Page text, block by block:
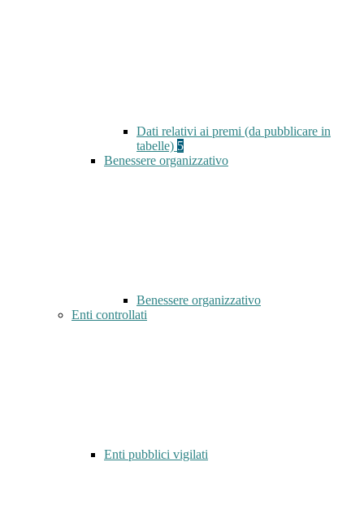
Dati relativi ai premi (da pubblicare in
tabelle) 5
Benessere organizzativo
Benessere organizzativo
Enti controllati
Enti pubblici vigilati